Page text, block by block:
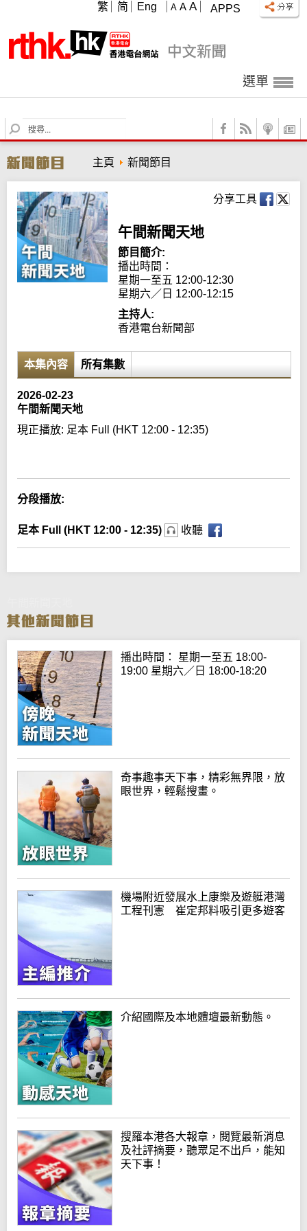
APPS
A A A
繁 简 Eng
選單
S
e
r
c
h
主頁 新聞節目
分享工具
午間新聞天地
節目簡介:
播出時間：
星期一至五 12:00-12:30
星期六／日 12:00-12:15
主持人:
香港電台新聞部
本集內容 所有集數
2026-02-23
午間新聞天地
現正播放: 足本 Full (HKT 12:00 - 12:35)
分段播放:
足本 Full (HKT 12:00 - 12:35) 收聽
播出時間： 星期一至五 18:00-
19:00 星期六／日 18:00-18:20
奇事趣事天下事，精彩無界限，放
眼世界，輕鬆搜畫。
機場附近發展水上康樂及遊艇港灣
工程刊憲 崔定邦料吸引更多遊客
介紹國際及本地體壇最新動態。
搜羅本港各大報章，閱覽最新消息
及社評摘要，聽眾足不出戶，能知
天下事！